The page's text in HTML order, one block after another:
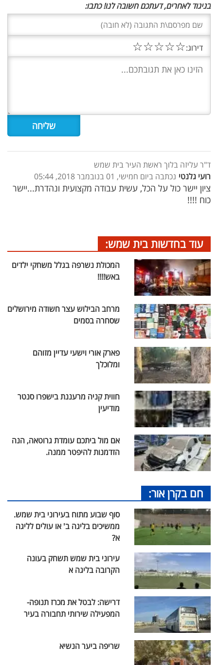
בניגוד לאחרים, דעתכם חשובה לנו! כתבו:
דירוג:☆
☆
☆
☆
☆
ד"ר עליזה בלוך ראשת העיר בית שמש
רועי גלנטי נכתבה ביום חמישי, 01 בנובמבר 2018, 05:44
ציון יישר כול על הכל, עשית עבודה מקצועית ונהדרת...יישר
כוח !!!!
עוד בחדשות בית שמש:
המכולת נשרפה בגלל משחקי ילדים
באש!!!!
מרחב הבילוש עצר חשודה מירושלים
שסחרה בסמים
פארק אורי וישעי עדיין מזוהם
ומלוכלך
חווית קניה מרעננת בישפרו סנטר
מודיעין
אם מול ביתכם עומדת גרוטאה, הנה
הזדמנות להיפטר ממנה.
חם בקרן אור:
סוף שבוע מתוח בעירוני בית שמש.
ממשיכים בליגה ב' או עולים לליגה
א?
עירוני בית שמש תשחק בעונה
הקרובה בליגה א
דרישה: לבטל את מכרז תנופה-
המפעילה שירותי תחבורה בעיר
שריפה ביער הנשיא